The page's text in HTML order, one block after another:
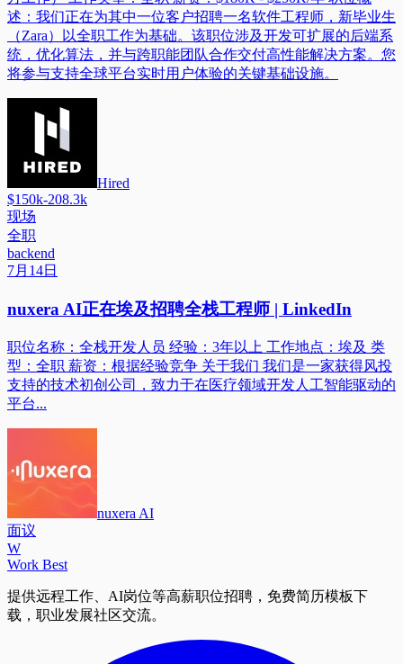
述：我们正在为其中一位客户招聘一名软件工程师，新毕业生
（Zara）以全职工作为基础。该职位涉及开发可扩展的后端系
统，优化算法，并与跨职能团队合作交付高性能解决方案。您
将参与支持全球平台实时用户体验的关键基础设施。
Hired
$150k-208.3k
现场
全职
backend
7月14日
nuxera AI正在埃及招聘全栈工程师 | LinkedIn
职位名称：全栈开发人员 经验：3年以上 工作地点：埃及 类
型：全职 薪资：根据经验竞争 关于我们 我们是一家获得风投
支持的技术初创公司，致力于在医疗领域开发人工智能驱动的
平台...
nuxera AI
面议
W
Work Best
提供远程工作、AI岗位等高薪职位招聘，免费简历模板下
载，职业发展社区交流。